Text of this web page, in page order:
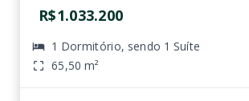
R$1.033.200
1 Dormitório, sendo 1 Suíte
65,50 m²